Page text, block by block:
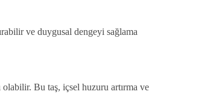
ve duygusal dengeyi sağlama
olabilir. Bu taş, içsel huzuru artırma ve